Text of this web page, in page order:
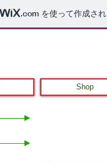
.com を使って作成さ
Shop